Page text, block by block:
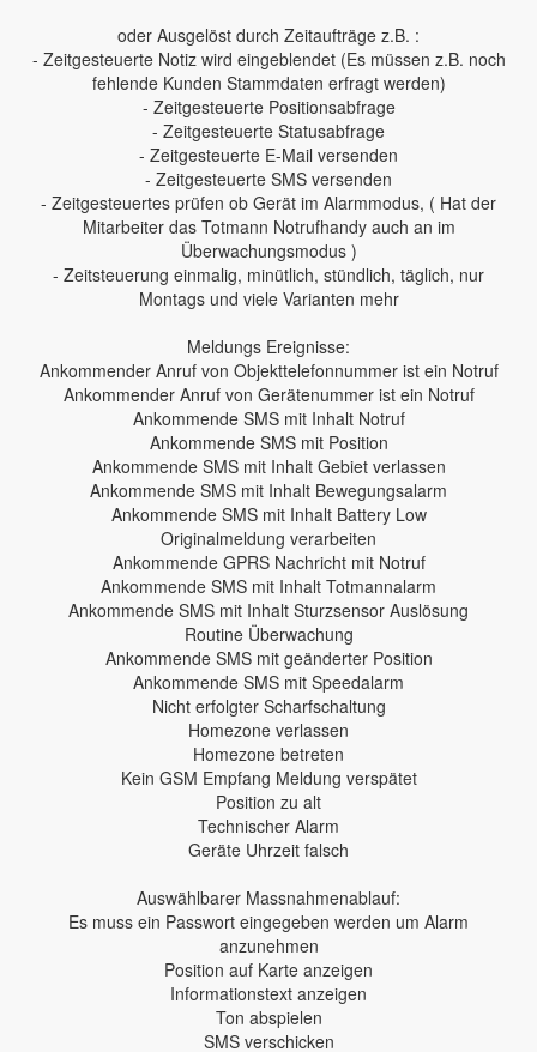
oder Ausgelöst durch Zeitaufträge z.B. :
- Zeitgesteuerte Notiz wird eingeblendet (Es müssen z.B. noch
fehlende Kunden Stammdaten erfragt werden)
- Zeitgesteuerte Positionsabfrage
- Zeitgesteuerte Statusabfrage
- Zeitgesteuerte E-Mail versenden
- Zeitgesteuerte SMS versenden
- Zeitgesteuertes prüfen ob Gerät im Alarmmodus, ( Hat der
Mitarbeiter das Totmann Notrufhandy auch an im
Überwachungsmodus )
- Zeitsteuerung einmalig, minütlich, stündlich, täglich, nur
Montags und viele Varianten mehr
Meldungs Ereignisse:
Ankommender Anruf von Objekttelefonnummer ist ein Notruf
Ankommender Anruf von Gerätenummer ist ein Notruf
Ankommende SMS mit Inhalt Notruf
Ankommende SMS mit Position
Ankommende SMS mit Inhalt Gebiet verlassen
Ankommende SMS mit Inhalt Bewegungsalarm
Ankommende SMS mit Inhalt Battery Low
Originalmeldung verarbeiten
Ankommende GPRS Nachricht mit Notruf
Ankommende SMS mit Inhalt Totmannalarm
Ankommende SMS mit Inhalt Sturzsensor Auslösung
Routine Überwachung
Ankommende SMS mit geänderter Position
Ankommende SMS mit Speedalarm
Nicht erfolgter Scharfschaltung
Homezone verlassen
Homezone betreten
Kein GSM Empfang Meldung verspätet
Position zu alt
Technischer Alarm
Geräte Uhrzeit falsch
Auswählbarer Massnahmenablauf:
Es muss ein Passwort eingegeben werden um Alarm
anzunehmen
Position auf Karte anzeigen
Informationstext anzeigen
Ton abspielen
SMS verschicken